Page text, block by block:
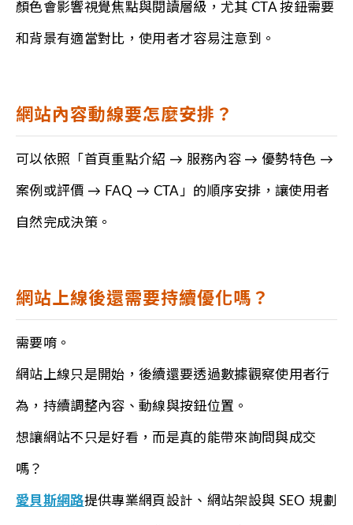
顏色會影響視覺焦點與閱讀層級，尤其 CTA 按鈕需要
和背景有適當對比，使用者才容易注意到。
網站內容動線要怎麼安排？
可以依照「首頁重點介紹 → 服務內容 → 優勢特色 →
案例或評價 → FAQ → CTA」的順序安排，讓使用者
自然完成決策。
網站上線後還需要持續優化嗎？
需要唷。
網站上線只是開始，後續還要透過數據觀察使用者行
為，持續調整內容、動線與按鈕位置。
想讓網站不只是好看，而是真的能帶來詢問與成交
嗎？
愛貝斯網路提供專業網頁設計、網站架設與 SEO 規劃